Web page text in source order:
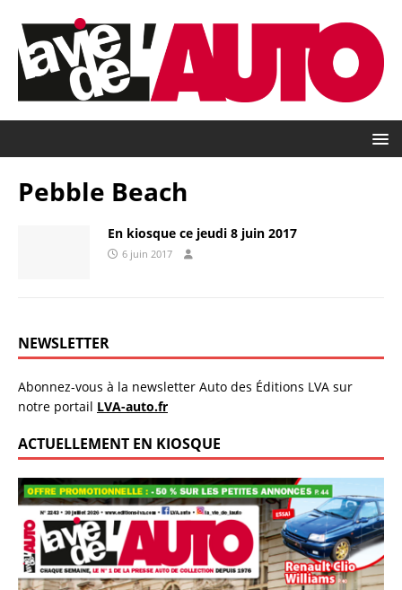
Pebble Beach
En kiosque ce jeudi 8 juin 2017
6 juin 2017
NEWSLETTER
Abonnez-vous à la newsletter Auto des Éditions LVA sur
notre portail LVA-auto.fr
ACTUELLEMENT EN KIOSQUE